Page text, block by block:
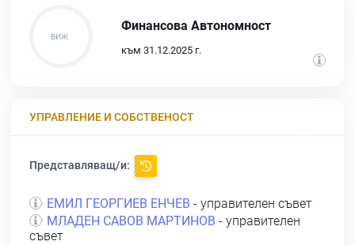
Финансова Автономност
към 31.12.2025 г.
УПРАВЛЕНИЕ И СОБСТВЕНОСТ
Представляващ/и:
ЕМИЛ ГЕОРГИЕВ ЕНЧЕВ - управителен съвет
МЛАДЕН САВОВ МАРТИНОВ - управителен
съвет